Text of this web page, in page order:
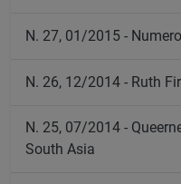
N. 27, 01/2015 -
N. 26, 12/2014 - Ruth
N. 25, 07/2014 -
South Asia